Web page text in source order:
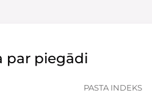
par piegādi
PASTA INDEKS